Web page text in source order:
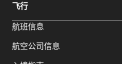
飞行
航班信息
航空公司信息